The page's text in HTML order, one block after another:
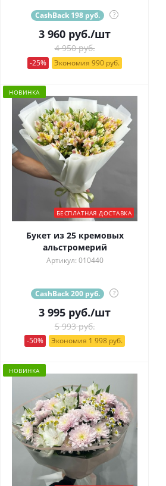
CashBack 198 руб. ?
3 960 руб./шт
4 950 руб.
-25% Экономия 990 руб.
НОВИНКА
БЕСПЛАТНАЯ ДОСТАВКА
Букет из 25 кремовых
альстромерий
Артикул: 010440
CashBack 200 руб. ?
3 995 руб./шт
5 993 руб.
-50% Экономия 1 998 руб.
НОВИНКА